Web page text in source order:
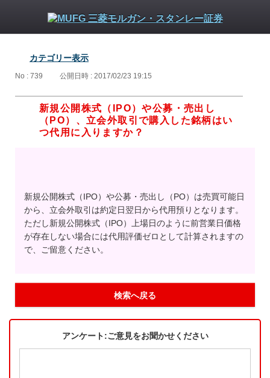
カテゴリー表示
No : 739 公開日時 : 2017/02/23 19:15
新規公開株式（IPO）や公募・売出し
（PO）、立会外取引で購入した銘柄はい
つ代用に入りますか？
新規公開株式（IPO）や公募・売出し（PO）は売買可能日
から、立会外取引は約定日翌日から代用預りとなります。
ただし新規公開株式（IPO）上場日のように前営業日価格
が存在しない場合には代用評価ゼロとして計算されますの
で、ご留意ください。
検索へ戻る
アンケート:ご意見をお聞かせください